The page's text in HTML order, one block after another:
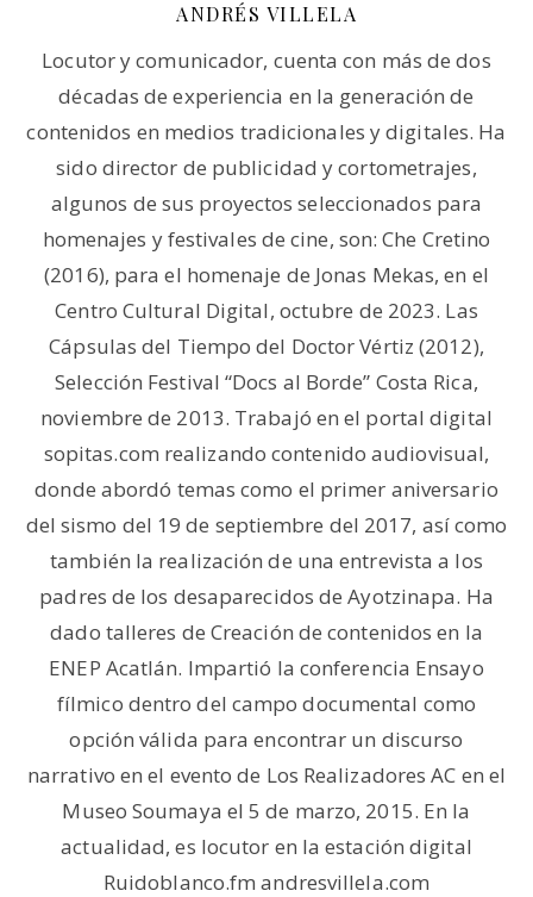
ANDRÉS VILLELA
Locutor y comunicador, cuenta con más de dos
décadas de experiencia en la generación de
contenidos en medios tradicionales y digitales. Ha
sido director de publicidad y cortometrajes,
algunos de sus proyectos seleccionados para
homenajes y festivales de cine, son: Che Cretino
(2016), para el homenaje de Jonas Mekas, en el
Centro Cultural Digital, octubre de 2023. Las
Cápsulas del Tiempo del Doctor Vértiz (2012),
Selección Festival “Docs al Borde” Costa Rica,
noviembre de 2013. Trabajó en el portal digital
sopitas.com realizando contenido audiovisual,
donde abordó temas como el primer aniversario
del sismo del 19 de septiembre del 2017, así como
también la realización de una entrevista a los
padres de los desaparecidos de Ayotzinapa. Ha
dado talleres de Creación de contenidos en la
ENEP Acatlán. Impartió la conferencia Ensayo
fílmico dentro del campo documental como
opción válida para encontrar un discurso
narrativo en el evento de Los Realizadores AC en el
Museo Soumaya el 5 de marzo, 2015. En la
actualidad, es locutor en la estación digital
Ruidoblanco.fm andresvillela.com